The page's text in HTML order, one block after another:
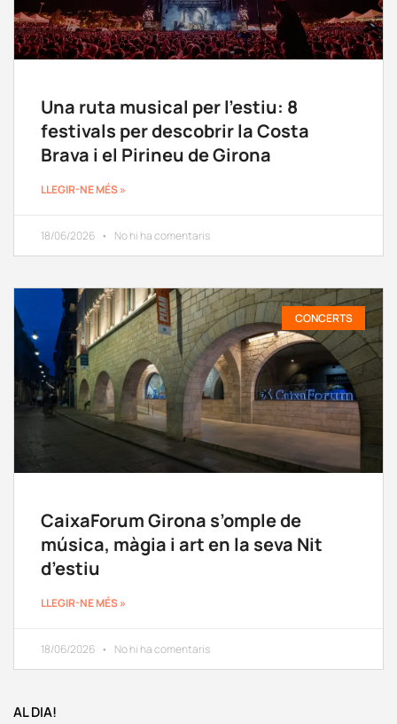
Una ruta musical per l’estiu: 8
festivals per descobrir la Costa
Brava i el Pirineu de Girona
LLEGIR-NE MÉS »
18/06/2026 No hi ha comentaris
CONCERTS
CaixaForum Girona s’omple de
música, màgia i art en la seva Nit
d’estiu
LLEGIR-NE MÉS »
18/06/2026 No hi ha comentaris
AL DIA!